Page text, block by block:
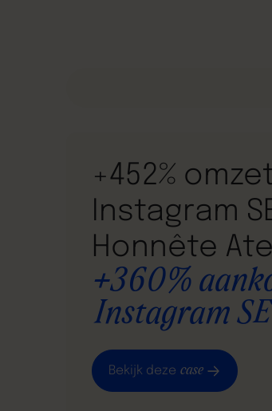
+452%
Instagram
Honnête
+360%
Instagram
Bekijk deze case